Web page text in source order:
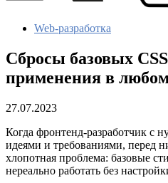
Web-разработка
Сбросы базовых
применения в
27.07.2023
Когда фронтенд-разработчик с
идеями и требованиями, перед
хлопотная проблема: базовые
нереально работать без